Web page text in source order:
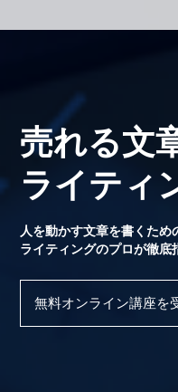
売れる文
ライティ
人を動かす文章を書くため
ライティングのプロが徹底
無料オンライン講座を